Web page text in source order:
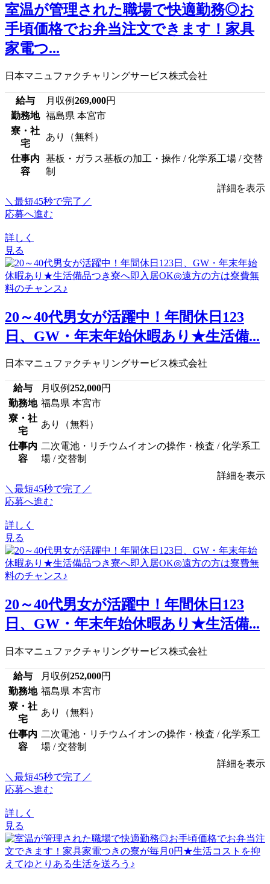
室温が管理された職場で快適勤務◎お
手頃価格でお弁当注文できます！家具
家電つ...
日本マニュファクチャリングサービス株式会社
給与 月収例269,000円
勤務地
福島県 本宮市
寮・社
宅
あり（無料）
仕事内
容
基板・ガラス基板の加工・操作 / 化学系工場 / 交替
制
詳細を表示
＼最短45秒で完了／
応募へ進む
詳しく
見る
20～40代男女が活躍中！年間休日123
日、GW・年末年始休暇あり★生活備...
日本マニュファクチャリングサービス株式会社
給与 月収例252,000円
勤務地 福島県 本宮市
寮・社
宅
あり（無料）
仕事内
容
二次電池・リチウムイオンの操作・検査 / 化学系工
場 / 交替制
詳細を表示
＼最短45秒で完了／
応募へ進む
詳しく
見る
20～40代男女が活躍中！年間休日123
日、GW・年末年始休暇あり★生活備...
日本マニュファクチャリングサービス株式会社
給与 月収例252,000円
勤務地 福島県 本宮市
寮・社
宅
あり（無料）
仕事内
容
二次電池・リチウムイオンの操作・検査 / 化学系工
場 / 交替制
詳細を表示
＼最短45秒で完了／
応募へ進む
詳しく
見る